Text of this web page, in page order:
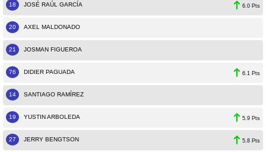
18 JOSÉ RAÚL GARCÍA 6.0 Pts
20 AXEL MALDONADO
21 JOSMAN FIGUEROA
76 DIDIER PAGUADA 6.1 Pts
14 SANTIAGO RAMÍREZ
19 YUSTIN ARBOLEDA 5.9 Pts
27 JERRY BENGTSON 5.8 Pts